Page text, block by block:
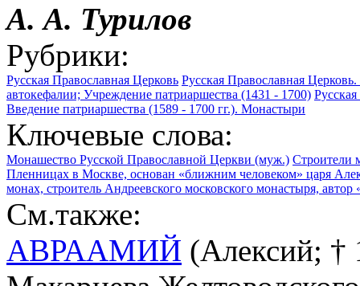
А. А. Турилов
Рубрики:
Русская Православная Церковь Русская Православная
автокефалии; Учреждение патриаршества (1431 - 1700)
Введение патриаршества (1589 - 1700 гг.). Монастыри
Ключевые слова:
Монашество Русской Православной Церкви (муж.) Строители
Пленницах в Москве, основан «ближним человеком» царя
монах, строитель Андреевского московского монастыря,
См.также:
АВРААМИЙ (Алексий; †